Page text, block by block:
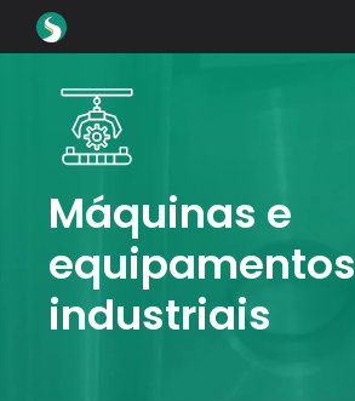
Transferências
Aprenda
Como comprar
Vitrine
Máquinas e
equipamentos
industriais